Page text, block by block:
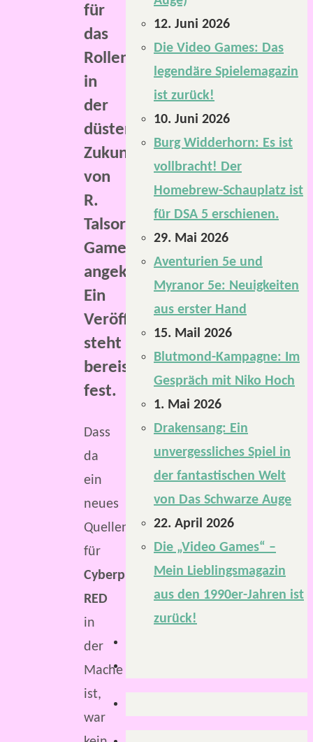
für
das
Rollenspiel
in
der
düsteren
Zukunft
von
R.
Talsorian
Games
angekündigt.
Ein
Veröffentlichungstermin
steht
bereis
fest.
Dass
da
ein
neues
Quellenbuch
für
Cyberpunk
RED
in
der
Mache
ist,
war
12. Juni 2026
Die Video Games: Das
legendäre Spielemagazin
ist zurück!
10. Juni 2026
Burg Widderhorn: Es ist
vollbracht! Der
Homebrew-Schauplatz ist
für DSA 5 erschienen.
29. Mai 2026
Aventurien 5e und
Myranor 5e: Neuigkeiten
aus erster Hand
15. Mail 2026
Blutmond-Kampagne: Im
Gespräch mit Niko Hoch
1. Mai 2026
Drakensang: Ein
unvergessliches Spiel in
der fantastischen Welt
von Das Schwarze Auge
22. April 2026
Die „Video Games“ –
Mein Lieblingsmagazin
aus den 1990er-Jahren ist
zurück!